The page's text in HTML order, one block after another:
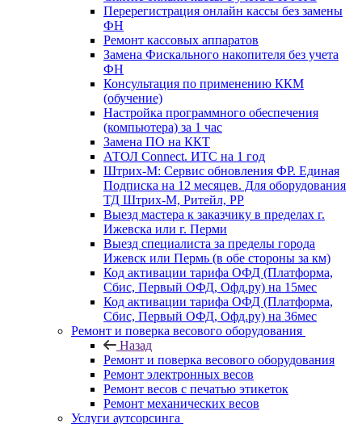
Перерегистрация онлайн кассы без замены
ФН
Ремонт кассовых аппаратов
Замена Фискального накопителя без учета
ФН
Консультация по применению ККМ
(обучение)
Настройка программного обеспечения
(компьютера) за 1 час
Замена ПО на ККТ
АТОЛ Connect. ИТС на 1 год
Штрих-М: Сервис обновления ФР. Единая
Подписка на 12 месяцев. Для оборудования
ТД Штрих-М, Ритейл, РР
Выезд мастера к заказчику в пределах г.
Ижевска или г. Перми
Выезд специалиста за пределы города
Ижевск или Пермь (в обе стороны за км)
Код активации тарифа ОФД (Платформа,
Сбис, Первый ОФД, Офд.ру) на 15мес
Код активации тарифа ОФД (Платформа,
Сбис, Первый ОФД, Офд.ру) на 36мес
Ремонт и поверка весового оборудования
Назад
Ремонт и поверка весового оборудования
Ремонт электронных весов
Ремонт весов с печатью этикеток
Ремонт механических весов
Услуги аутсорсинга